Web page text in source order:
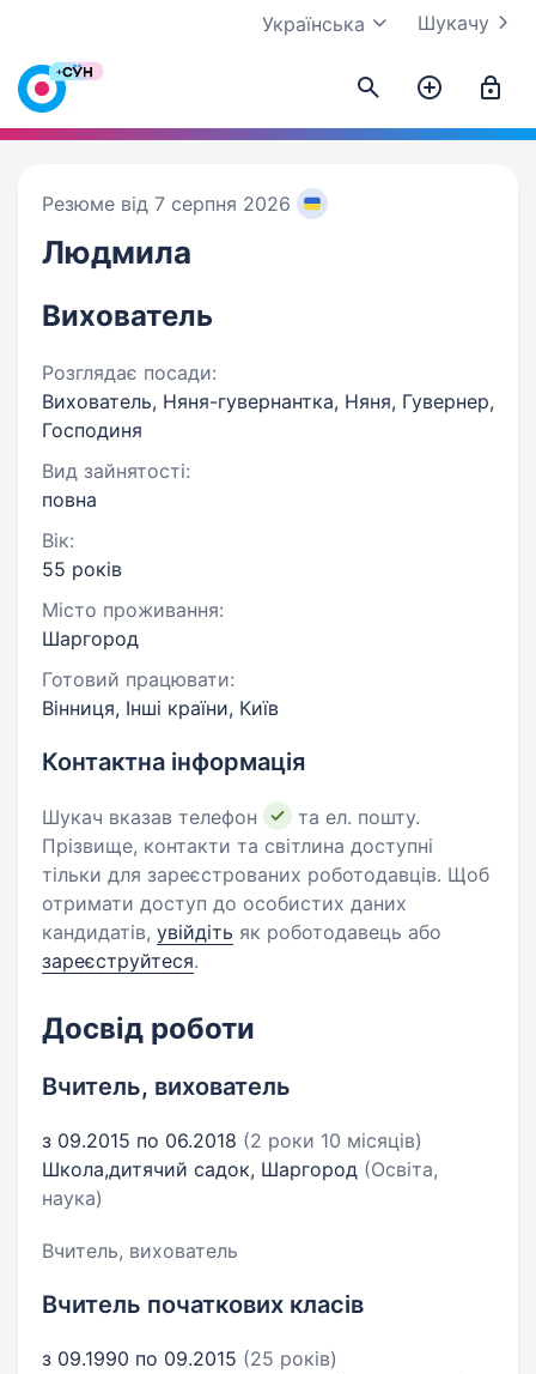
Шукачу
Українська
Резюме від 7 серпня 2026
Людмила
Вихователь
Розглядає посади:
Вихователь, Няня-гувернантка, Няня, Гувернер,
Господиня
Вид зайнятості:
повна
Вік:
55 років
Місто проживання:
Шаргород
Готовий працювати:
Вінниця, Інші країни, Київ
Контактна інформація
Шукач вказав телефон
та ел. пошту.
Прізвище, контакти та світлина доступні
тільки для зареєстрованих роботодавців. Щоб
отримати доступ до особистих даних
кандидатів, увійдіть як роботодавець або
зареєструйтеся.
Досвід роботи
Вчитель, вихователь
з 09.2015 по 06.2018 (2 роки 10 місяців)
Школа,дитячий садок, Шаргород (Освіта,
наука)
Вчитель, вихователь
Вчитель початкових класів
з 09.1990 по 09.2015 (25 років)